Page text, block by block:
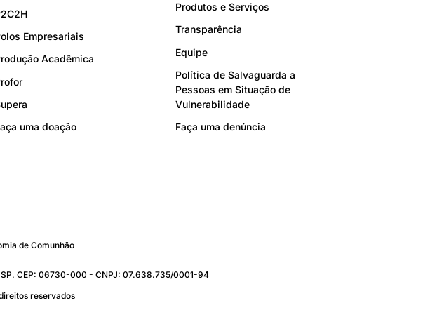
Empresariais
Acadêmica
uma doação
Produtos e Serviços
Transparência
Equipe
Política de Salvaguarda a
Pessoas em Situação de
Vulnerabilidade
Faça uma denúncia
de Comunhão
SP. CEP: 06730-000 - CNPJ: 07.638.735/0001-94
reservados